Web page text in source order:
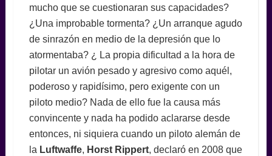
mucho que se cuestionaran sus capacidades?
¿Una improbable tormenta? ¿Un arranque agudo
de sinrazón en medio de la depresión que lo
atormentaba? ¿ La propia dificultad a la hora de
pilotar un avión pesado y agresivo como aquél,
poderoso y rapidísimo, pero exigente con un
piloto medio? Nada de ello fue la causa más
convincente y nada ha podido aclararse desde
entonces, ni siquiera cuando un piloto alemán de
la Luftwaffe, Horst Rippert, declaró en 2008 que